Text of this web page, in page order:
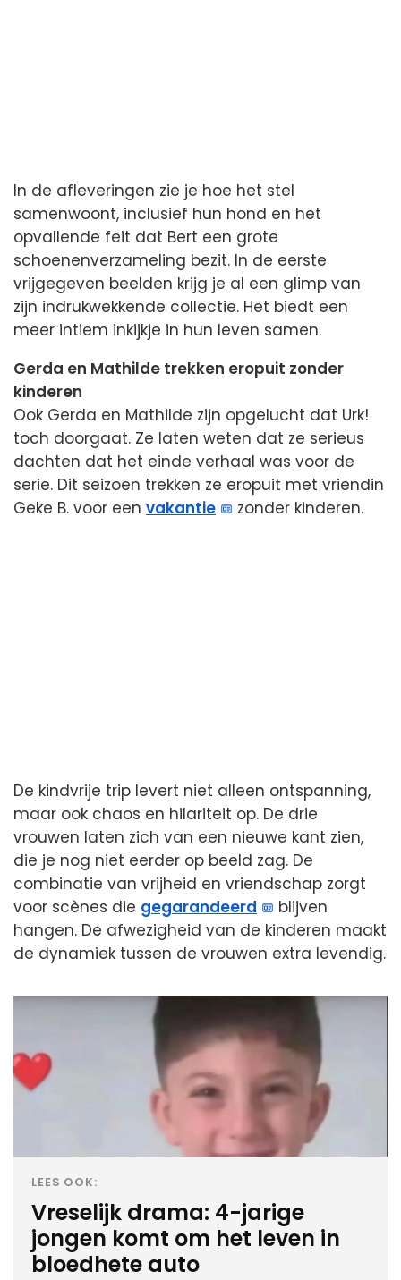
In de afleveringen zie je hoe het stel
samenwoont, inclusief hun hond en het
opvallende feit dat Bert een grote
schoenenverzameling bezit. In de eerste
vrijgegeven beelden krijg je al een glimp van
zijn indrukwekkende collectie. Het biedt een
meer intiem inkijkje in hun leven samen.
Gerda en Mathilde trekken eropuit zonder
kinderen
Ook Gerda en Mathilde zijn opgelucht dat Urk!
toch doorgaat. Ze laten weten dat ze serieus
dachten dat het einde verhaal was voor de
serie. Dit seizoen trekken ze eropuit met vriendin
Geke B. voor een vakantie zonder kinderen.
De kindvrije trip levert niet alleen ontspanning,
maar ook chaos en hilariteit op. De drie
vrouwen laten zich van een nieuwe kant zien,
die je nog niet eerder op beeld zag. De
combinatie van vrijheid en vriendschap zorgt
voor scènes die gegarandeerd
blijven
hangen. De afwezigheid van de kinderen maakt
de dynamiek tussen de vrouwen extra levendig.
LEES OOK:
Vreselijk drama: 4-jarige
jongen komt om het leven in
bloedhete auto